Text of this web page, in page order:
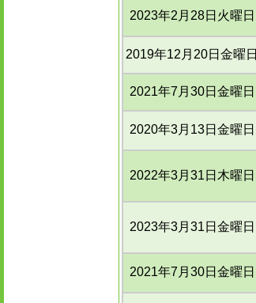
2023年2月28日火曜日
2019年12月20日金曜日
2021年7月30日金曜日
2020年3月13日金曜日
2022年3月31日木曜日
2023年3月31日金曜日
2021年7月30日金曜日